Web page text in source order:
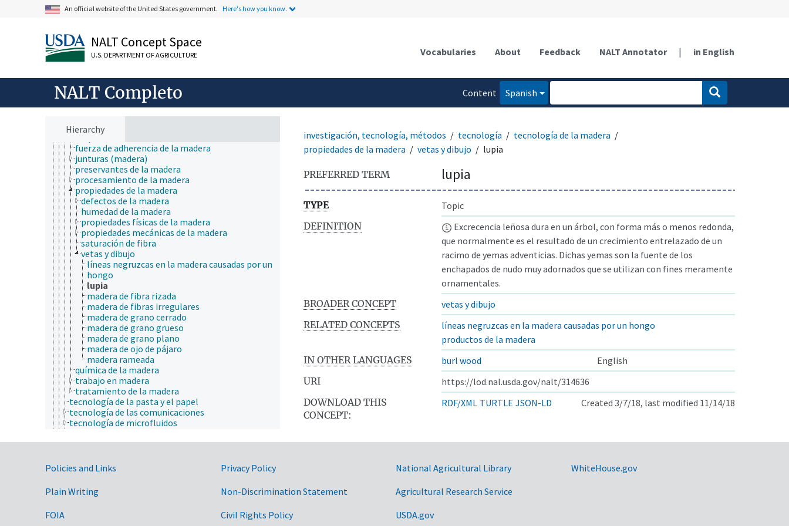
An official website of the United States government. Here's how you know.
NALT Concept Space
U.S. DEPARTMENT OF AGRICULTURE Vocabularies About Feedback NALT Annotator | in English
NALT Completo
Content
Spanish
Hierarchy
la mejor tecnología disponible
poder de generación
tecnología aerospacial
tecnología alimentaria
tecnología de abonos
tecnología de aplicación
tecnología de información
tecnología de la construcción
tecnología de la madera
aglomeración de la madera
empalme de la madera
fuerza de adherencia de la madera
junturas (madera)
preservantes de la madera
procesamiento de la madera
propiedades de la madera
defectos de la madera
humedad de la madera
propiedades físicas de la madera
propiedades mecánicas de la madera
saturación de fibra
vetas y dibujo
líneas negruzcas en la madera causadas por un
hongo
lupia
madera de fibra rizada
madera de fibras irregulares
madera de grano cerrado
madera de grano grueso
madera de grano plano
madera de ojo de pájaro
madera rameada
química de la madera
trabajo en madera
tratamiento de la madera
tecnología de la pasta y el papel
tecnología de las comunicaciones
tecnología de microfluidos
tecnología de producción
tecnología educativa
tecnología geoespacial
tecnología medioambiental
tecnología tradicional
investigación, tecnología, métodos tecnología
tecnología de la madera
propiedades de la madera
vetas y dibujo lupia
PREFERRED TERM lupia
TYPE
Topic
DEFINITION
Excrecencia leñosa dura en un árbol, con forma más o menos redonda,
que normalmente es el resultado de un crecimiento entrelazado de un
racimo de yemas adventicias. Dichas yemas son la fuente de los
enchapados de nudo muy adornados que se utilizan con fines meramente
ornamentales.
BROADER CONCEPT
vetas y dibujo
RELATED CONCEPTS
líneas negruzcas en la madera causadas por un hongo
productos de la madera
IN OTHER LANGUAGES
burl wood
English
URI
https://lod.nal.usda.gov/nalt/314636
DOWNLOAD THIS
CONCEPT:
RDF/XML TURTLE JSON-LD Created 3/7/18, last modified 11/14/18
Government Links
Policies and Links
Plain Writing
FOIA
Privacy Policy
Non-Discrimination Statement
Civil Rights Policy
National Agricultural Library
Agricultural Research Service
USDA.gov
WhiteHouse.gov